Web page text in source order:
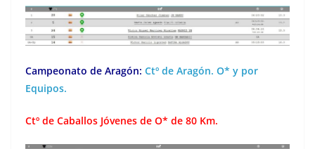
Campeonato de Aragón: Ctº de Aragón. O* y por
Equipos.
Ctº de Caballos Jóvenes de O* de 80 Km.